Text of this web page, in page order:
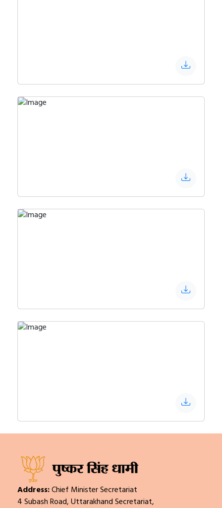
Address:Chief Minister Secretariat
4 Subash Road, Uttarakhand Secretariat,